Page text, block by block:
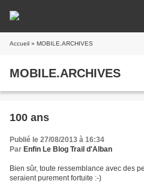
Accueil » MOBILE.ARCHIVES
MOBILE.ARCHIVES
100 ans
Publié le 27/08/2013 à 16:34
Par Enfin Le Blog Trail d'Alban
Bien sûr, toute ressemblance avec des
seraient purement fortuite :-)